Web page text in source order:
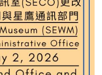
鷹
總
部
辦
公